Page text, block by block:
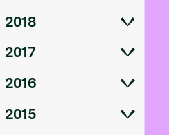
2018
2017
2016
2015